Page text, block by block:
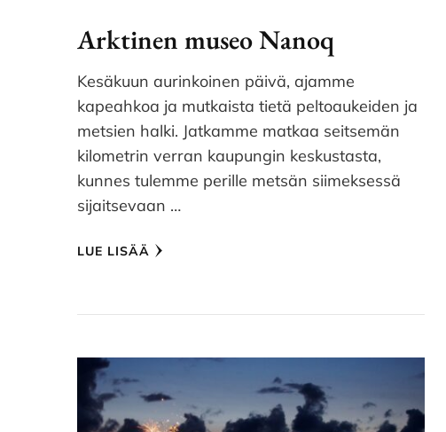
Arktinen museo Nanoq
Kesäkuun aurinkoinen päivä, ajamme
kapeahkoa ja mutkaista tietä peltoaukeiden ja
metsien halki. Jatkamme matkaa seitsemän
kilometrin verran kaupungin keskustasta,
kunnes tulemme perille metsän siimeksessä
sijaitsevaan …
LUE LISÄÄ